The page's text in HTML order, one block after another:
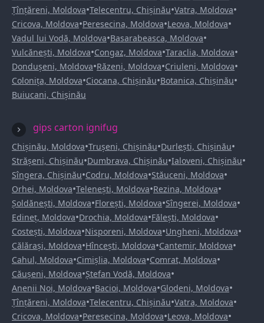
Țînțăreni, Moldova•Telecentru, Chișinău•Vatra, Moldova•
Cricova, Moldova•Peresecina, Moldova•Leova, Moldova•
Vadul lui Vodă, Moldova•Basarabeasca, Moldova•
Vulcănești, Moldova•Congaz, Moldova•Taraclia, Moldova•
Dondușeni, Moldova•Răzeni, Moldova•Criuleni, Moldova•
Colonița, Moldova•Ciocana, Chișinău•Botanica, Chișinău•
Buiucani, Chișinău
gips carton ignifug
Chișinău, Moldova•Trușeni, Chișinău•Durlești, Chișinău•
Strășeni, Chișinău•Dumbrava, Chișinău•Ialoveni, Chișinău•
Sîngera, Chișinău•Codru, Moldova•Stăuceni, Moldova•
Orhei, Moldova•Telenești, Moldova•Rezina, Moldova•
Șoldănești, Moldova•Florești, Moldova•Sîngerei, Moldova•
Edineț, Moldova•Drochia, Moldova•Fălești, Moldova•
Costești, Moldova•Nisporeni, Moldova•Ungheni, Moldova•
Călărași, Moldova•Hîncești, Moldova•Cantemir, Moldova•
Cahul, Moldova•Cimișlia, Moldova•Comrat, Moldova•
Căușeni, Moldova•Ștefan Vodă, Moldova•
Anenii Noi, Moldova•Bacioi, Moldova•Glodeni, Moldova•
Țînțăreni, Moldova•Telecentru, Chișinău•Vatra, Moldova•
Cricova, Moldova•Peresecina, Moldova•Leova, Moldova•